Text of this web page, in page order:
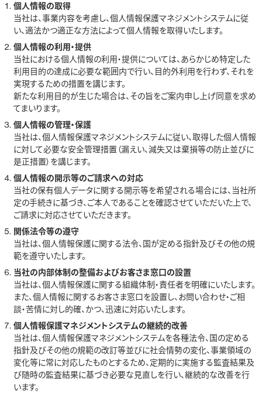
個人情報の取得
当社は、事業内容を考慮し、個人情報保護マネジメントシステムに従
い、適法かつ適正な方法によって個人情報を取得いたします。
個人情報の利用・提供
当社における個人情報の利用・提供については、あらかじめ特定した
利用目的の達成に必要な範囲内で行い、目的外利用を行わず、それを
実現するための措置を講じます。
新たな利用目的が生じた場合は、その旨をご案内申し上げ同意を求め
てまいります。
個人情報の管理・保護
当社は、個人情報保護マネジメントシステムに従い、取得した個人情報
に対して必要な安全管理措置（漏えい、減失又は棄損等の防止並びに
是正措置）を講じます。
個人情報の開示等のご請求への対応
当社の保有個人データに関する開示等を希望される場合には、当社所
定の手続きに基づき、ご本人であることを確認させていただいた上で、
ご請求に対応させていただきます。
関係法令等の遵守
当社は、個人情報保護に関する法令、国が定める指針及びその他の規
範を遵守いたします。
当社の内部体制の整備およびお客さま窓口の設置
当社は、個人情報保護に関する組織体制・責任者を明確にいたします。
また、個人情報に関するお客さま窓口を設置し、お問い合わせ・ご相
談・苦情に対し的確、かつ、迅速に対応いたします。
個人情報保護マネジメントシステムの継続的改善
当社は、個人情報保護マネジメントシステムを各種法令、国の定める
指針及びその他の規範の改訂等並びに社会情勢の変化、事業領域の
変化等に常に対応したものとするため、定期的に実施する監査結果及
び随時の監査結果に基づき必要な見直しを行い、継続的な改善を行
います。